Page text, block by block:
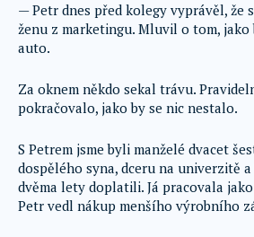
— Petr dnes před kolegy vyprávěl, že
ženu z marketingu. Mluvil o tom,
auto.
Za oknem někdo sekal trávu.
pokračovalo, jako by se nic nestalo.
S Petrem jsme byli manželé dvacet
dospělého syna, dceru na univerzitě
dvěma lety doplatili. Já pracovala
Petr vedl nákup menšího výrobního